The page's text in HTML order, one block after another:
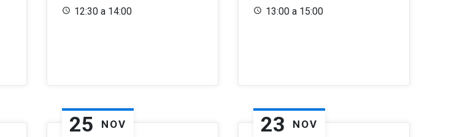
12:30 a 14:00
13:00 a 15:00
25 NOV 23 NOV